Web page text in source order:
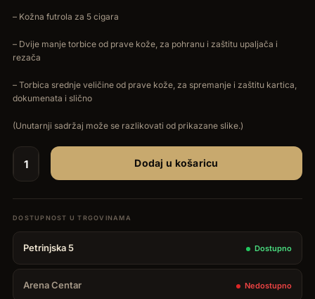
– Kožna futrola za 5 cigara
– Dvije manje torbice od prave kože, za pohranu i zaštitu upaljača i
rezača
– Torbica srednje veličine od prave kože, za spremanje i zaštitu kartica,
dokumenata i slično
(Unutarnji sadržaj može se razlikovati od prikazane slike.)
Brizard
Traveler
-
Dakota
Black
količina
Dodaj u košaricu
Petrinjska 5 Dostupno
Arena Centar Nedostupno